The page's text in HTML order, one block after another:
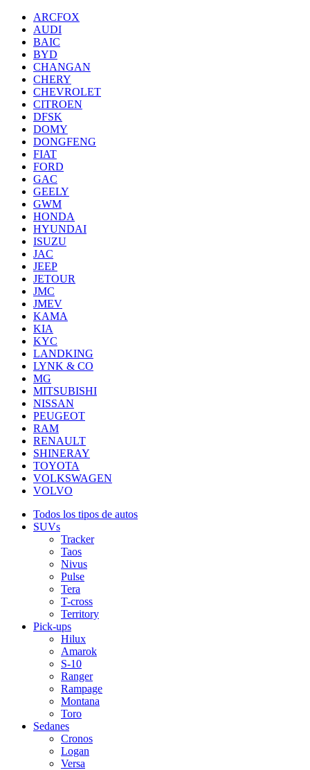
ARCFOX
AUDI
BAIC
BYD
CHANGAN
CHERY
CHEVROLET
CITROEN
DFSK
DOMY
DONGFENG
FIAT
FORD
GAC
GEELY
GWM
HONDA
HYUNDAI
ISUZU
JAC
JEEP
JETOUR
JMC
JMEV
KAMA
KIA
KYC
LANDKING
LYNK & CO
MG
MITSUBISHI
NISSAN
PEUGEOT
RAM
RENAULT
SHINERAY
TOYOTA
VOLKSWAGEN
VOLVO
Todos los tipos de autos
SUVs
Tracker
Taos
Nivus
Pulse
Tera
T-cross
Territory
Pick-ups
Hilux
Amarok
S-10
Ranger
Rampage
Montana
Toro
Sedanes
Cronos
Logan
Versa